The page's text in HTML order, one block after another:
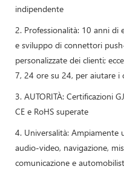
indipendente
2. Professionalità: 10 anni di
e sviluppo di connettori
personalizzate dei clienti;
7, 24 ore su 24, per aiutare i
3. AUTORITÀ: Certificazioni
CE e RoHS superate
4. Universalità: Ampiamente
audio-video, navigazione,
comunicazione e